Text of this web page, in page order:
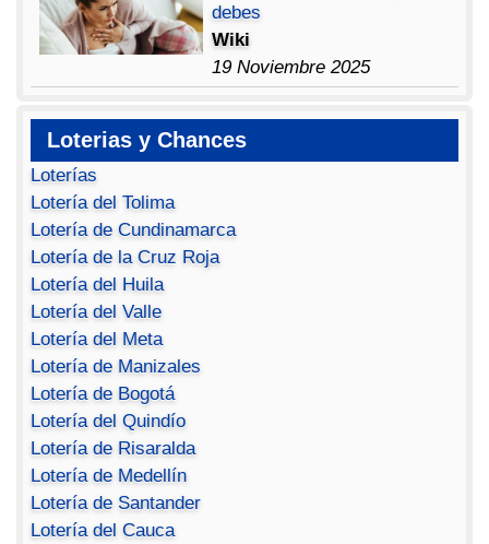
debes
Wiki
19 Noviembre 2025
Loterias y Chances
Loterías
Lotería del Tolima
Lotería de Cundinamarca
Lotería de la Cruz Roja
Lotería del Huila
Lotería del Valle
Lotería del Meta
Lotería de Manizales
Lotería de Bogotá
Lotería del Quindío
Lotería de Risaralda
Lotería de Medellín
Lotería de Santander
Lotería del Cauca